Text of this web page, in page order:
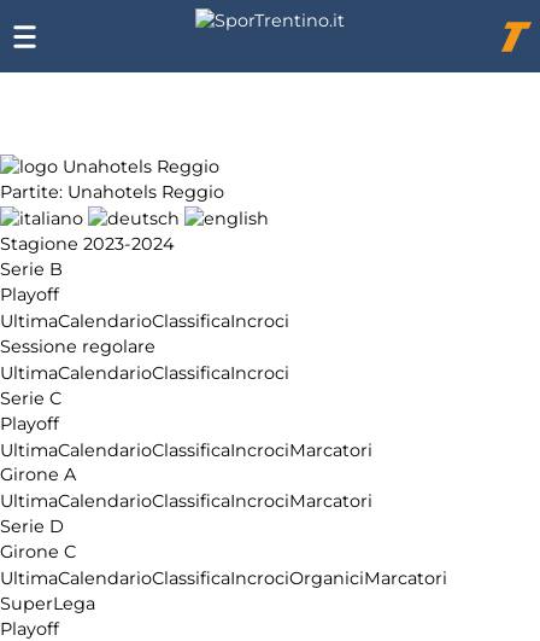
Partite: Unahotels Reggio
Stagione 2023-2024
Serie B
Playoff
UltimaCalendarioClassificaIncroci
Sessione regolare
UltimaCalendarioClassificaIncroci
Serie C
Playoff
UltimaCalendarioClassificaIncrociMarcatori
Girone A
UltimaCalendarioClassificaIncrociMarcatori
Serie D
Girone C
UltimaCalendarioClassificaIncrociOrganiciMarcatori
SuperLega
Playoff
Chi
siamo
Affiliazione